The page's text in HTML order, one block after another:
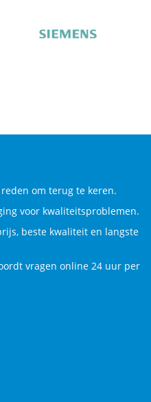
om terug te keren.
voor kwaliteitsproblemen.
beste kwaliteit en langste
vragen online 24 uur per